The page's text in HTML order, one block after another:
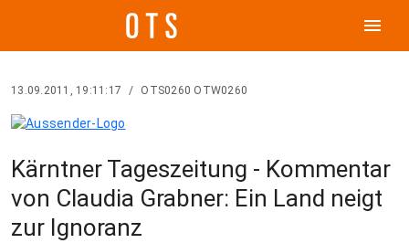
menu
13.09.2011, 19:11:17 / OTS0260 OTW0260
Kärntner Tageszeitung - Kommentar
von Claudia Grabner: Ein Land neigt
zur Ignoranz